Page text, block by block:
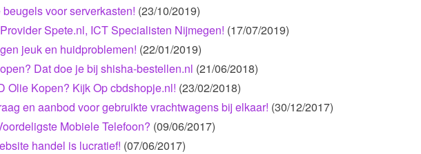
voor serverkasten! (23/10/2019)
Spete.nl, ICT Specialisten Nijmegen! (17/07/2019)
jeuk en huidproblemen! (22/01/2019)
Dat doe je bij shisha-bestellen.nl (21/06/2018)
Olie Kopen? Kijk Op cbdshopje.nl! (23/02/2018)
en aanbod voor gebruikte vrachtwagens bij elkaar! (30/12/2017)
Mobiele Telefoon? (09/06/2017)
handel is lucratief! (07/06/2017)